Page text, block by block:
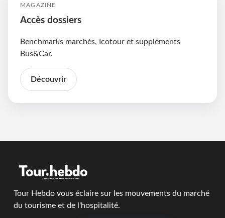
MAGAZINE
Accès dossiers
Benchmarks marchés, Icotour et suppléments
Bus&Car.
Découvrir
Tour Hebdo vous éclaire sur les mouvements du marché
du tourisme et de l'hospitalité.